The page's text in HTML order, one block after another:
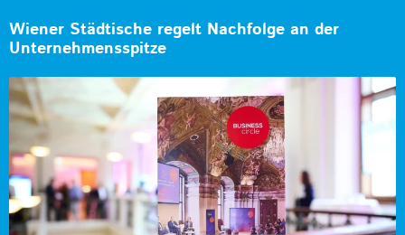
Wiener Städtische regelt Nachfolge an der
Unternehmensspitze